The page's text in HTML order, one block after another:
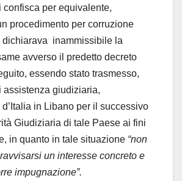
confisca per equivalente,
procedimento per corruzione
dichiarava inammissibile la
avverso il predetto decreto
essendo stato trasmesso,
assistenza giudiziaria,
d’Italia in Libano per il successivo
Giudiziaria di tale Paese ai fini
in quanto in tale situazione “non
un interesse concreto e
impugnazione”.